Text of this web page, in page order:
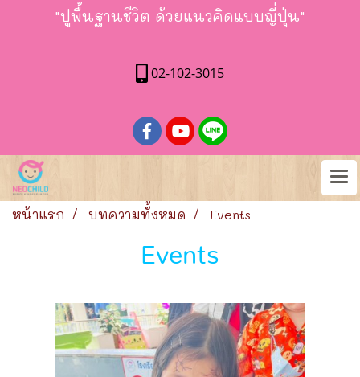
"ปูพื้นฐานชีวิต ด้วยแนวคิดแบบญี่ปุ่น"
02-102-3015
หน้าแรก บทความทั้งหมด Events
Events